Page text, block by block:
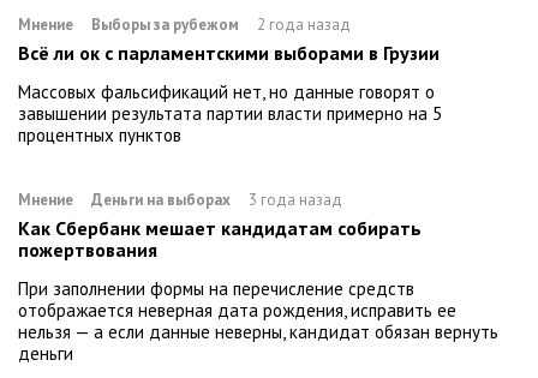
Мнение Выборы за рубежом 2 года назад
Всё ли ок с парламентскими выборами в Грузии
Массовых фальсификаций нет, но данные говорят о
завышении результата партии власти примерно на 5
процентных пунктов
Мнение Деньги на выборах 3 года назад
Как Сбербанк мешает кандидатам собирать
пожертвования
При заполнении формы на перечисление средств
отображается неверная дата рождения, исправить ее
нельзя — а если данные неверны, кандидат обязан вернуть
деньги